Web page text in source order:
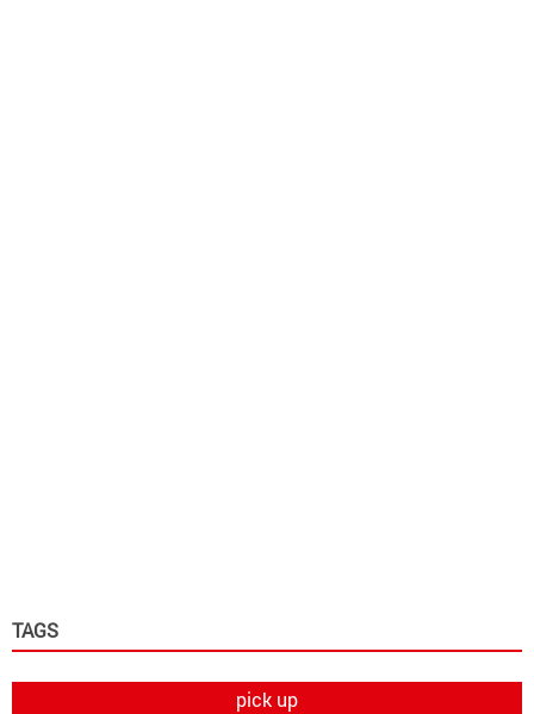
TAGS
pick up